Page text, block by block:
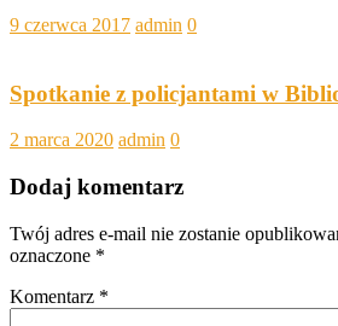
9 czerwca 2017 admin 0
Spotkanie z policjantami w
2 marca 2020 admin 0
Dodaj komentarz
Twój adres e-mail nie zostanie
oznaczone *
Komentarz *